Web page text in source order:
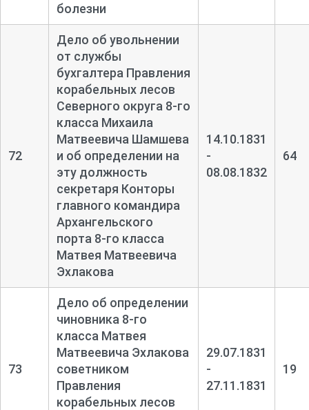
болезни
72
Дело об увольнении
от службы
бухгалтера Правления
корабельных лесов
Северного округа 8-го
класса Михаила
Матвеевича Шамшева
и об определении на
эту должность
секретаря Конторы
главного командира
Архангельского
порта 8-го класса
Матвея Матвеевича
Эхлакова
14.10.1831
-
08.08.1832
64
73
Дело об определении
чиновника 8-го
класса Матвея
Матвеевича Эхлакова
советником
Правления
корабельных лесов
29.07.1831
-
27.11.1831
19